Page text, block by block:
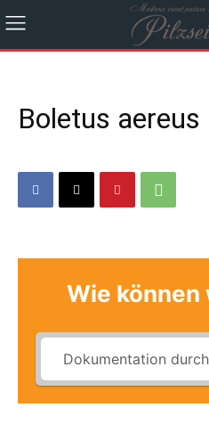
Boletus aereus
Wie können